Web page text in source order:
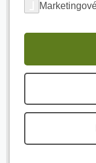
HIKVISION IC S50
2,31 €/ ks